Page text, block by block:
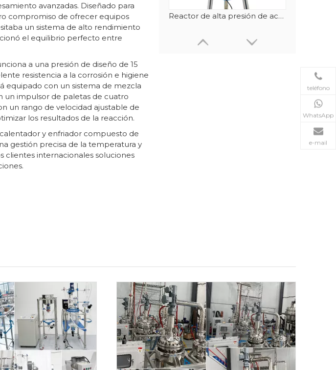
avanzadas. Diseñado para
compromiso de ofrecer equipos
un sistema de alto rendimiento
el equilibrio perfecto entre
a una presión de diseño de 15
resistencia a la corrosión e higiene
equipado con un sistema de mezcla
un impulsor de paletas de cuatro
un rango de velocidad ajustable de
los resultados de la reacción.
y enfriador compuesto de
gestión precisa de la temperatura y
clientes internacionales soluciones
Reactor de alta presión de acero inoxidable de 100L
teléfono
WhatsApp
e-mail